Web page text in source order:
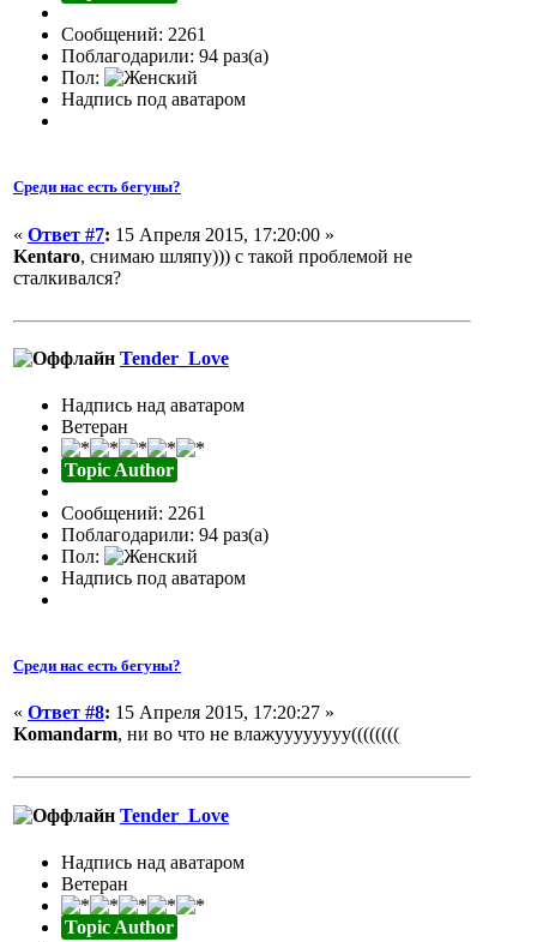
Сообщений: 2261
Поблагодарили: 94 раз(а)
Пол:
Надпись под аватаром
Среди нас есть бегуны?
« Ответ #7: 15 Апреля 2015, 17:20:00 »
Kentaro, снимаю шляпу))) с такой проблемой не
сталкивался?
Tender_Love
Надпись над аватаром
Ветеран
Topic Author
Сообщений: 2261
Поблагодарили: 94 раз(а)
Пол:
Надпись под аватаром
Среди нас есть бегуны?
« Ответ #8: 15 Апреля 2015, 17:20:27 »
Komandarm, ни во что не влажуууууууу((((((((
Tender_Love
Надпись над аватаром
Ветеран
Topic Author